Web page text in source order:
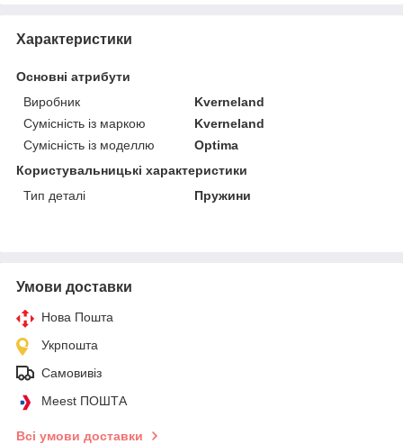
Характеристики
Основні атрибути
Виробник
Kverneland
Сумісність із маркою
Kverneland
Сумісність із моделлю
Optima
Користувальницькі характеристики
Тип деталі
Пружини
Умови доставки
Нова Пошта
Укрпошта
Самовивіз
Meest ПОШТА
Всі умови доставки